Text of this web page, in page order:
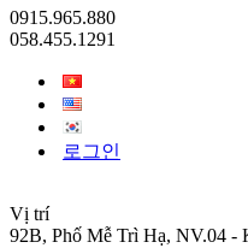
0915.965.880
058.455.1291
로그인
Vị trí
92B, Phố Mễ Trì Hạ, NV.04